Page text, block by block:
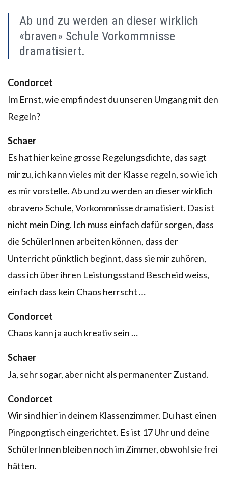
Ab und zu werden an dieser wirklich
«braven» Schule Vorkommnisse
dramatisiert.
Condorcet
Im Ernst, wie empfindest du unseren Umgang mit den
Regeln?
Schaer
Es hat hier keine grosse Regelungsdichte, das sagt
mir zu, ich kann vieles mit der Klasse regeln, so wie ich
es mir vorstelle. Ab und zu werden an dieser wirklich
«braven» Schule, Vorkommnisse dramatisiert. Das ist
nicht mein Ding. Ich muss einfach dafür sorgen, dass
die SchülerInnen arbeiten können, dass der
Unterricht pünktlich beginnt, dass sie mir zuhören,
dass ich über ihren Leistungsstand Bescheid weiss,
einfach dass kein Chaos herrscht …
Condorcet
Chaos kann ja auch kreativ sein …
Schaer
Ja, sehr sogar, aber nicht als permanenter Zustand.
Condorcet
Wir sind hier in deinem Klassenzimmer. Du hast einen
Pingpongtisch eingerichtet. Es ist 17 Uhr und deine
SchülerInnen bleiben noch im Zimmer, obwohl sie frei
hätten.